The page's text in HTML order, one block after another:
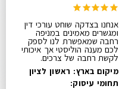
אנחנו בצדקה שוחט עורכי דין
ומגשרים מאמינים במניפה
רחבה שמאפשרת לנו לספק
לכם מענה הוליסטי אך איכותי
לקשת רחבה של צרכים.
מיקום בארץ: ראשון לציון
תחומי עיסוק: